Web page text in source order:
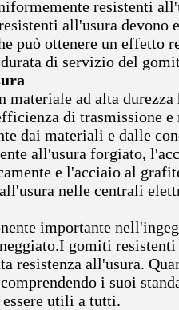
resistenti
all'usura devono
può ottenere un effetto
di servizio del
ad alta
di trasmissione
dai materiali e dalle
all'usura forgiato,
e l'acciaio al
nelle centrali
importante
gomiti
resistenza all'usura.
i suoi
utili a tutti.